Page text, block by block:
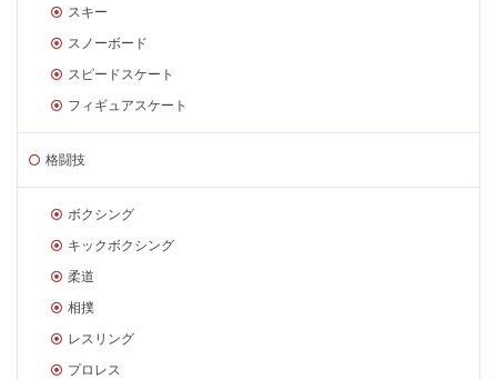
スキー
スノーボード
スピードスケート
フィギュアスケート
格闘技
ボクシング
キックボクシング
柔道
相撲
レスリング
プロレス